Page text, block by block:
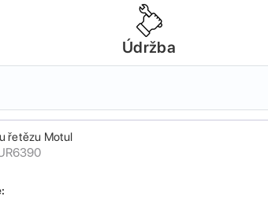
Údržba
řetězu Motul